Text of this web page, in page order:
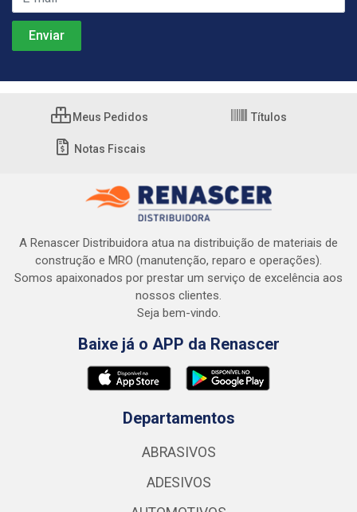
Meus Pedidos Títulos
Notas Fiscais
A Renascer Distribuidora atua na distribuição de materiais de
construção e MRO (manutenção, reparo e operações).
Somos apaixonados por prestar um serviço de excelência aos
nossos clientes.
Seja bem-vindo.
Baixe já o APP da Renascer
Departamentos
ABRASIVOS
ADESIVOS